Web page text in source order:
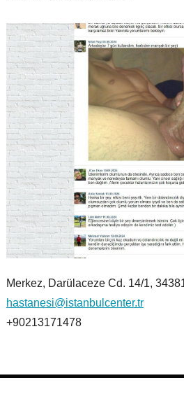
Merkez, Darülaceze Cd. 14/1,
hastanesi@istanbulcenter.tr
+90213171478